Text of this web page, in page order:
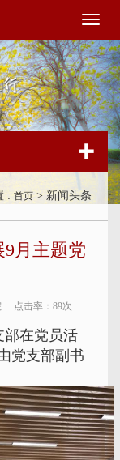
切
导
航
: 首页 > 新闻头条
月主题党
点击率： 89次
部在党员活
党支部副书